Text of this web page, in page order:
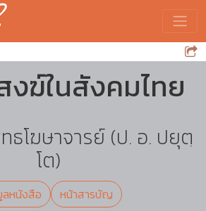
ฆ์ในสังคมไทย
ธโฆษาจารย์ (ป. อ. ปยุตฺ
โต)
หนังสือ หน้าสารบัญ